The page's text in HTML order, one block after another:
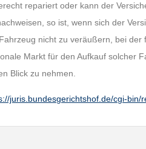
repariert oder kann der
so ist, wenn sich der
nicht zu veräußern, bei
Markt für den Aufkauf solcher
Blick zu nehmen.
juris.bundesgerichtshof.de/cgi-bin/